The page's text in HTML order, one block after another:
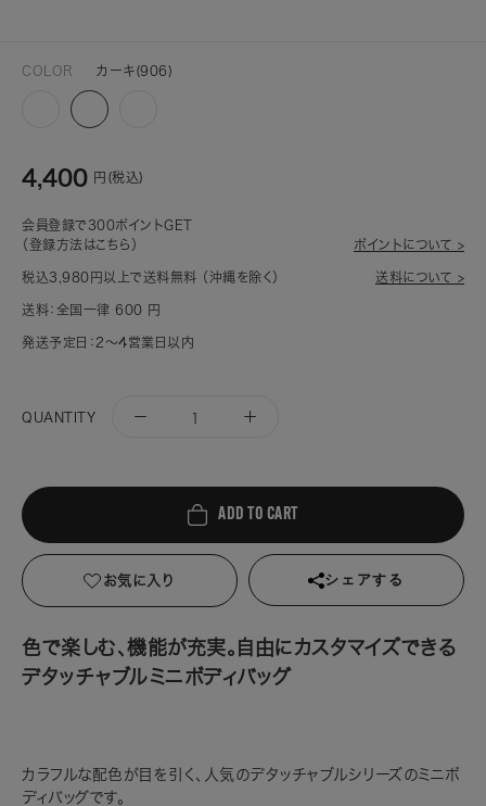
COLOR カーキ(906)
リ
(967)
ー
(906) ク
4,400 円(税込)
会員登録で300ポイントGET
（登録方法はこちら）
ポイントについて >
税込3,980円以上で送料無料 （沖縄を除く） 送料について >
送料：全国一律 600 円
発送予定日：2～4営業日以内
QUANTITY
ADD TO CART
お気に入り シェアする
色で楽しむ、機能が充実。自由にカスタマイズできる
デタッチャブルミニボディバッグ
カラフルな配色が目を引く、人気のデタッチャブルシリーズのミニボ
ディバッグです。